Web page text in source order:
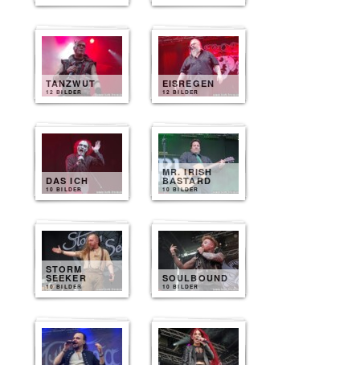
TANZWUT
12 BILDER
EISREGEN
12 BILDER
DAS ICH
10 BILDER
MR. IRISH
BASTARD
10 BILDER
STORM
SEEKER
10 BILDER
SOULBOUND
10 BILDER